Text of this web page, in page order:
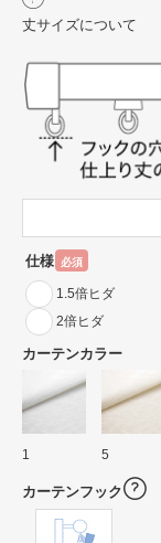
丈サイズについて
仕様 必須
1.5倍ヒダ
2倍ヒダ
カーテンカラー
1 5
カーテンフック